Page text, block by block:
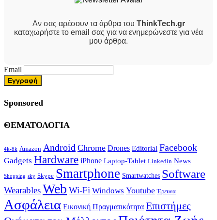
Αν σας αρέσουν τα άρθρα του ThinkTech.gr
καταχωρήστε το email σας για να ενημερώνεστε για νέα
μου άρθρα.
Email
Sponsored
ΘΕΜΑΤΟΛΟΓΙΑ
4k-8k Amazon Android Chrome Drones Editorial Facebook
Gadgets Hardware iPhone Laptop-Tablet Linkedin News
Shopping sky Skype Smartphone Smartwatches Software
WearablesWeb Wi-Fi Windows Youtube Έρευνα
Ασφάλεια Εικονική Πραγματικότητα Επιστήμες